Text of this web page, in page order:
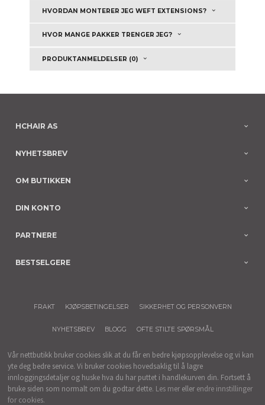
HVORDAN MONTERER JEG WEFT EXTENSIONS?
HVOR MANGE PAKKER TRENGER JEG?
PRODUKTANMELDELSER (0)
HCHAIR AS
NYHETSBREV
OM BUTIKKEN
DIN KONTO
PARTNERE
BESTSELGERE
FRAKT KJØPSBETINGELSER SIKKERHET OG PERSONVERN
NYHETSBREV BLOGG OFTE STILTE SPØRSMÅL
Vår nettbutikk bruker cookies slik at du får en bedre kjøpsopplevelse og vi kan
yte deg bedre service. Vi bruker cookies hovedsaklig til å lagre
innloggingsdetaljer og huske hva du har puttet i handlekurven din. Fortsett å
bruke siden som normalt om du godtar dette. Les mer eller endre innstillinger
for cookies.